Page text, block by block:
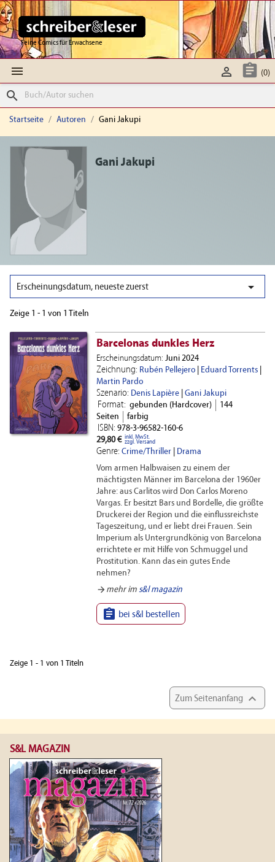
Feine Comics für Erwachsene
  (0)

search
Startseite Autoren Gani Jakupi
Gani Jakupi
Erscheinungsdatum, neueste zuerst 
Zeige 1 - 1 von 1 Titeln
Barcelonas dunkles Herz
Erscheinungsdatum: Juni 2024
Zeichnung: Rubén Pellejero| Eduard Torrents|
Martin Pardo
Szenario: Denis Lapière| Gani Jakupi
Format: gebunden (Hardcover)
144
Seiten
farbig
ISBN: 978-3-96582-160-6
29,80 € inkl. MwSt.
zzgl. Versand
Genre: Crime/Thriller|
Drama
Vom armen Halb­waisen zu einem der
mächtigsten Männer im Barcelona der 1960er
Jahre: aus Carlitos wird Don Carlos Moreno
Vargas. Er be­sitzt Bars und Bordelle, die größte
Druckerei der Region und die einfluss­reichste
Tageszeitung, und er liebt drei Frauen. Sein
Imperium als Untergrund­könig von Barcelona
errichtete er mit Hilfe von Schmuggel und
Prostitution. Kann das ein gutes Ende
nehmen?
arrow_forward mehr im s&l magazin
 bei s&l bestellen
Zeige 1 - 1 von 1 Titeln
Zum Seitenanfang 
S&L MAGAZIN